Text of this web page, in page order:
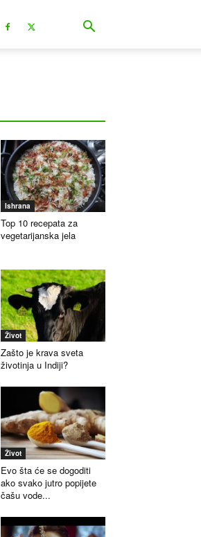
Ishrana
Top 10 recepata za
vegetarijanska jela
Život
Zašto je krava sveta
životinja u Indiji?
Život
Evo šta će se dogoditi
ako svako jutro popijete
čašu vode...